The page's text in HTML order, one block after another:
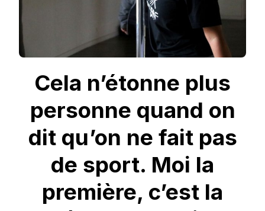
Cela n’étonne plus
personne quand on
dit qu’on ne fait pas
de sport. Moi la
première, c’est la